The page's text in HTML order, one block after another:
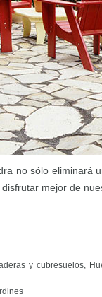
no sólo eliminará
mejor de
y cubresuelos,